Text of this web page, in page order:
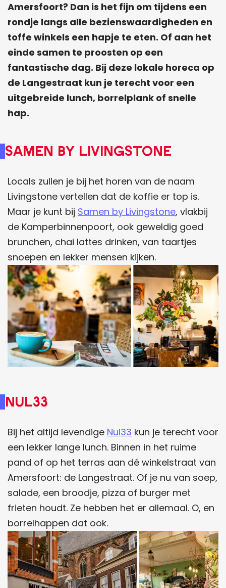
Amersfoort? Dan is het fijn om tijdens een
rondje langs alle bezienswaardigheden en
toffe winkels een hapje te eten. Of aan het
einde samen te proosten op een
fantastische dag. Bij deze lokale horeca op
de Langestraat kun je terecht voor een
uitgebreide lunch, borrelplank of snelle
hap.
Samen by Livingstone
Locals zullen je bij het horen van de naam
Livingstone vertellen dat de koffie er top is.
Maar je kunt bij Samen by Livingstone, vlakbij
de Kamperbinnenpoort, ook geweldig goed
brunchen, chai lattes drinken, van taartjes
snoepen en lekker mensen kijken.
Nul33
Bij het altijd levendige Nul33 kun je terecht voor
een lekker lange lunch. Binnen in het ruime
pand of op het terras aan dé winkelstraat van
Amersfoort: de Langestraat. Of je nu van soep,
salade, een broodje, pizza of burger met
frieten houdt. Ze hebben het er allemaal. O, en
borrelhappen dat ook.